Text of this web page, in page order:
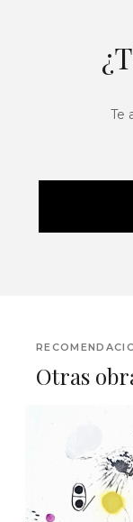
Te
Otras